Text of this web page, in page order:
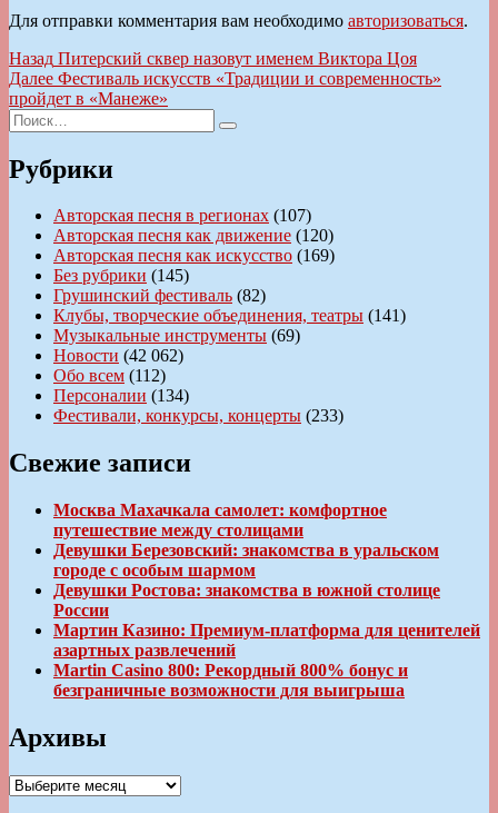
Для отправки комментария вам необходимо авторизоваться.
Навигация
по
записям
Назад Предыдущая
запись:
Питерский сквер назовут именем Виктора Цоя
Далее Следующая
запись:
Фестиваль искусств «Традиции и современность»
пройдет в «Манеже»
Искать:
Поиск
Рубрики
Авторская песня в регионах (107)
Авторская песня как движение (120)
Авторская песня как искусство (169)
Без рубрики (145)
Грушинский фестиваль (82)
Клубы, творческие объединения, театры (141)
Музыкальные инструменты (69)
Новости (42 062)
Обо всем (112)
Персоналии (134)
Фестивали, конкурсы, концерты (233)
Свежие записи
Москва Махачкала самолет: комфортное
путешествие между столицами
Девушки Березовский: знакомства в уральском
городе с особым шармом
Девушки Ростова: знакомства в южной столице
России
Мартин Казино: Премиум-платформа для ценителей
азартных развлечений
Martin Casino 800: Рекордный 800% бонус и
безграничные возможности для выигрыша
Архивы
Архивы